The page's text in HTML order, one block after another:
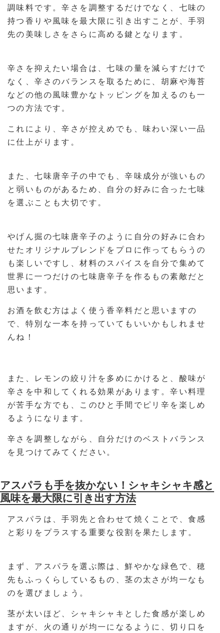
調味料です。辛さを調整するだけでなく、七味の
持つ香りや風味を最大限に引き出すことが、手羽
先の美味しさをさらに高める鍵となります。
辛さを抑えたい場合は、七味の量を減らすだけで
なく、辛さのバランスを取るために、胡麻や海苔
などの他の風味豊かなトッピングを加えるのも一
つの方法です。
これにより、辛さが控えめでも、味わい深い一品
に仕上がります。
また、七味唐辛子の中でも、辛味成分が強いもの
と弱いものがあるため、自分の好みに合った七味
を選ぶことも大切です。
やげん掘の七味唐辛子のように自分の好みに合わ
せたオリジナルブレンドをプロに作ってもらうの
も楽しいですし、材料のスパイスを自分で集めて
世界に一つだけの七味唐辛子を作るもの素敵だと
思います。
お酒を飲む方はよく使う香辛料だと思いますの
で、特別な一本を持っていてもいいかもしれませ
んね！
また、レモンの絞り汁を多めにかけると、酸味が
辛さを中和してくれる効果があります。辛い料理
が苦手な方でも、このひと手間でピリ辛を楽しめ
るようになります。
辛さを調整しながら、自分だけのベストバランス
を見つけてみてください。
アスパラも手を抜かない！シャキシャキ感と
風味を最大限に引き出す方法
アスパラは、手羽先と合わせて焼くことで、食感
と彩りをプラスする重要な役割を果たします。
まず、アスパラを選ぶ際は、鮮やかな緑色で、穂
先もふっくらしているもの、茎の太さが均一なも
のを選びましょう。
茎が太いほど、シャキシャキとした食感が楽しめ
ますが、火の通りが均一になるように、切り口を